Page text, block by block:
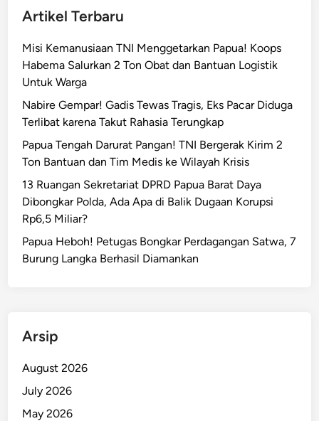
Artikel Terbaru
Misi Kemanusiaan TNI Menggetarkan Papua! Koops
Habema Salurkan 2 Ton Obat dan Bantuan Logistik
Untuk Warga
Nabire Gempar! Gadis Tewas Tragis, Eks Pacar Diduga
Terlibat karena Takut Rahasia Terungkap
Papua Tengah Darurat Pangan! TNI Bergerak Kirim 2
Ton Bantuan dan Tim Medis ke Wilayah Krisis
13 Ruangan Sekretariat DPRD Papua Barat Daya
Dibongkar Polda, Ada Apa di Balik Dugaan Korupsi
Rp6,5 Miliar?
Papua Heboh! Petugas Bongkar Perdagangan Satwa, 7
Burung Langka Berhasil Diamankan
Arsip
August 2026
July 2026
May 2026